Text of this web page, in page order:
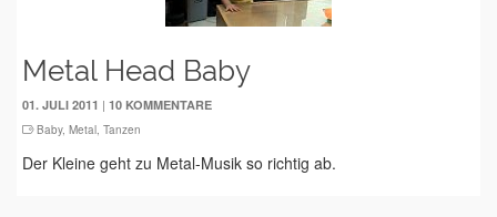
Metal Head Baby
01. JULI 2011 | 10 KOMMENTARE
Baby, Metal, Tanzen
Der Kleine geht zu Metal-Musik so richtig ab.